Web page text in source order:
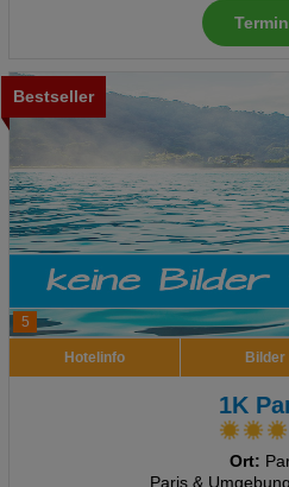
5
Bestseller
Hotelinfo Bilder
1K
Ort:
Paris &